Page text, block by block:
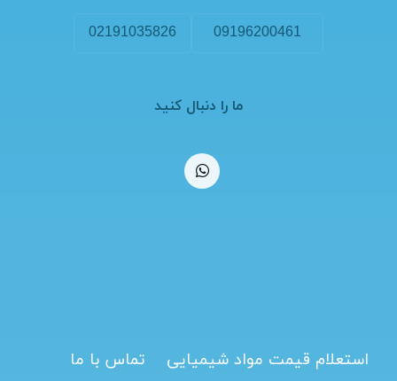
09196200461
02191035826
ما را دنبال کنید
استعلام قیمت مواد شیمیایی تماس با ما